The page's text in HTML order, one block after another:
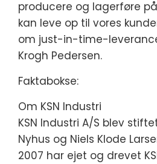
producere og lagerføre
kan leve op til vores
om just-in-time-
Krogh Pedersen.
Faktabokse:
Om KSN Industri
KSN Industri A/S blev
Nyhus og Niels Klode
2007 har ejet og drevet